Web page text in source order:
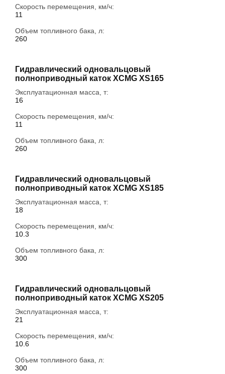
Скорость перемещения, км/ч:
11
Объем топливного бака, л:
260
Гидравлический одновальцовый
полноприводный каток XCMG XS165
Эксплуатационная масса, т:
16
Скорость перемещения, км/ч:
11
Объем топливного бака, л:
260
Гидравлический одновальцовый
полноприводный каток XCMG XS185
Эксплуатационная масса, т:
18
Скорость перемещения, км/ч:
10.3
Объем топливного бака, л:
300
Гидравлический одновальцовый
полноприводный каток XCMG XS205
Эксплуатационная масса, т:
21
Скорость перемещения, км/ч:
10.6
Объем топливного бака, л:
300